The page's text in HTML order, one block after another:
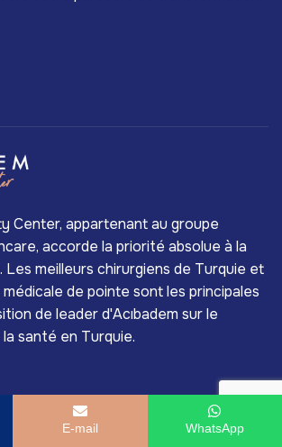
Center, appartenant au groupe
accorde la priorité absolue à la
Les meilleurs chirurgiens de Turquie et
de pointe sont les principales
de leader d'Acıbadem sur le
santé en Turquie.
E-mail WhatsApp